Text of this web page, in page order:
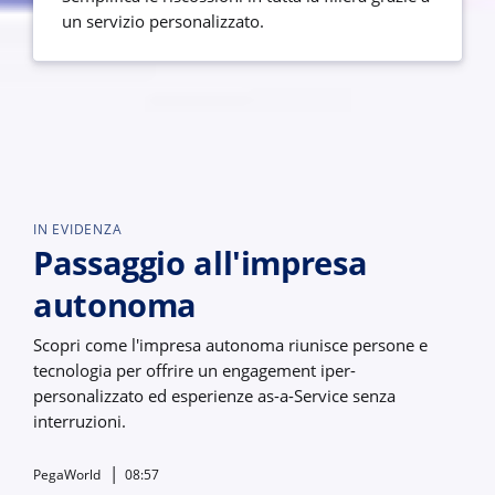
un servizio personalizzato.
IN EVIDENZA
Passaggio all'impresa
autonoma
Scopri come l'impresa autonoma riunisce persone e
tecnologia per offrire un engagement iper-
personalizzato ed esperienze as-a-Service senza
interruzioni.
PegaWorld 08:57